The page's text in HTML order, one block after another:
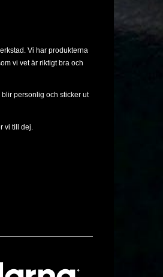
Vi har produkterna
vi vet är riktigt bra och
personlig och sticker ut
vi till dej.